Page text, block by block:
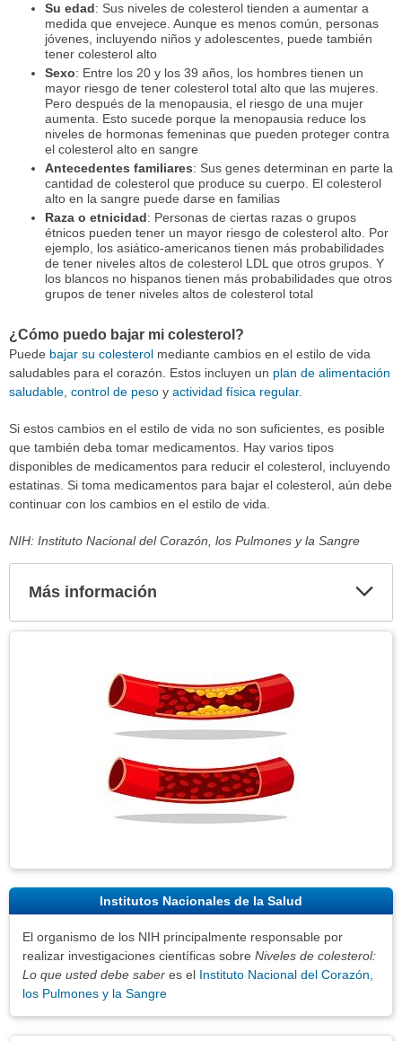
Su edad: Sus niveles de colesterol tienden a aumentar a
medida que envejece. Aunque es menos común, personas
jóvenes, incluyendo niños y adolescentes, puede también
tener colesterol alto
Sexo: Entre los 20 y los 39 años, los hombres tienen un
mayor riesgo de tener colesterol total alto que las mujeres.
Pero después de la menopausia, el riesgo de una mujer
aumenta. Esto sucede porque la menopausia reduce los
niveles de hormonas femeninas que pueden proteger contra
el colesterol alto en sangre
Antecedentes familiares: Sus genes determinan en parte la
cantidad de colesterol que produce su cuerpo. El colesterol
alto en la sangre puede darse en familias
Raza o etnicidad: Personas de ciertas razas o grupos
étnicos pueden tener un mayor riesgo de colesterol alto. Por
ejemplo, los asiático-americanos tienen más probabilidades
de tener niveles altos de colesterol LDL que otros grupos. Y
los blancos no hispanos tienen más probabilidades que otros
grupos de tener niveles altos de colesterol total
¿Cómo puedo bajar mi colesterol?
Puede bajar su colesterol mediante cambios en el estilo de vida
saludables para el corazón. Estos incluyen un plan de alimentación
saludable control de peso y actividad física regular.
Si estos cambios en el estilo de vida no son suficientes, es posible
que también deba tomar medicamentos. Hay varios tipos
disponibles de medicamentos para reducir el colesterol, incluyendo
estatinas. Si toma medicamentos para bajar el colesterol, aún debe
continuar con los cambios en el estilo de vida.
NIH: Instituto Nacional del Corazón, los Pulmones y la Sangre
Más información
Institutos Nacionales de la Salud
El organismo de los NIH principalmente responsable por
realizar investigaciones científicas sobre Niveles de colesterol:
Lo que usted debe saber es el Instituto Nacional del Corazón,
los Pulmones y la Sangre